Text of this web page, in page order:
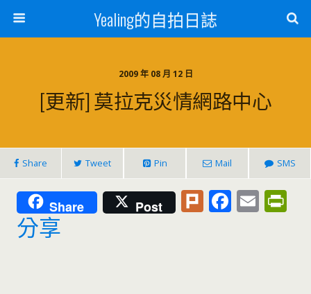
Yealing的自拍日誌
2009 年 08 月 12 日
[更新] 莫拉克災情網路中心
Share Tweet Pin Mail SMS
Share Post Pl F E
分享